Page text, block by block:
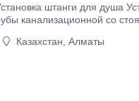
штанги для душа
канализационной со
радиатора
Казахстан, Алматы